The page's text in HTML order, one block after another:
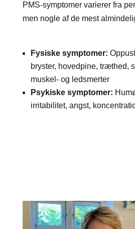
PMS-symptomer varierer fra
men nogle af de mest
Fysiske symptomer:
bryster, hovedpine, træthed,
muskel- og ledsmerter
Psykiske symptomer:
irritabilitet, angst,